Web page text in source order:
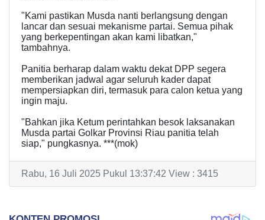
"Kami pastikan Musda nanti berlangsung dengan
lancar dan sesuai mekanisme partai. Semua pihak
yang berkepentingan akan kami libatkan,"
tambahnya.
Panitia berharap dalam waktu dekat DPP segera
memberikan jadwal agar seluruh kader dapat
mempersiapkan diri, termasuk para calon ketua yang
ingin maju.
"Bahkan jika Ketum perintahkan besok laksanakan
Musda partai Golkar Provinsi Riau panitia telah
siap," pungkasnya. ***(mok)
Rabu, 16 Juli 2025 Pukul 13:37:42 View : 3415